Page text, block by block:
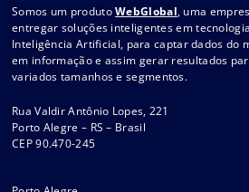
Somos um produtoWebGlobal, uma
entregar soluções inteligentes em
Inteligência Artificial, para captar dados do
em informação e assim gerar resultados
variados tamanhos e segmentos.
Rua Valdir Antônio Lopes, 221
Porto Alegre – RS – Brasil
CEP 90.470-245